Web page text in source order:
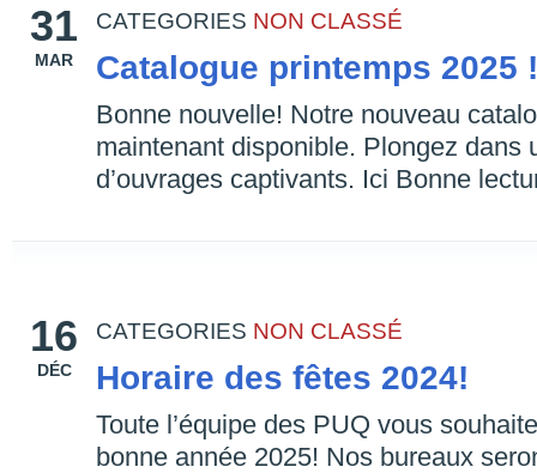
31
MAR
CATEGORIES NON CLASSÉ
Catalogue printemps 2025 !
Bonne nouvelle! Notre nouveau
maintenant disponible. Plongez dans
d’ouvrages captivants. Ici Bonne
16
DÉC
CATEGORIES NON CLASSÉ
Horaire des fêtes 2024!
Toute l’équipe des PUQ vous
bonne année 2025! Nos bureaux